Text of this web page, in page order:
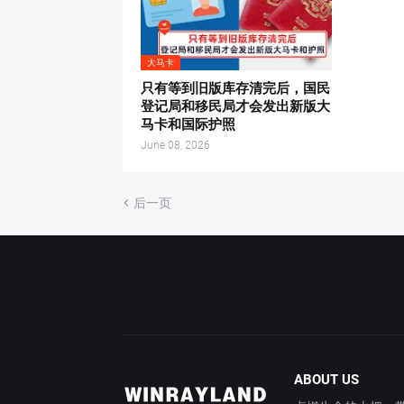
大马卡
只有等到旧版库存清完后，国民
登记局和移民局才会发出新版大
马卡和国际护照
June 08, 2026
后一页
ABOUT US